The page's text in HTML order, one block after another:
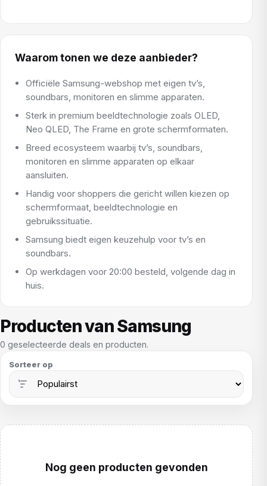
Waarom tonen we deze aanbieder?
Officiële Samsung-webshop met eigen tv’s,
soundbars, monitoren en slimme apparaten.
Sterk in premium beeldtechnologie zoals OLED,
Neo QLED, The Frame en grote schermformaten.
Breed ecosysteem waarbij tv’s, soundbars,
monitoren en slimme apparaten op elkaar
aansluiten.
Handig voor shoppers die gericht willen kiezen op
schermformaat, beeldtechnologie en
gebruikssituatie.
Samsung biedt eigen keuzehulp voor tv’s en
soundbars.
Op werkdagen voor 20:00 besteld, volgende dag in
huis.
Producten van Samsung
0 geselecteerde deals en producten.
Sorteer op
Nog geen producten gevonden